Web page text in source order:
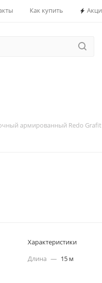
Как купить
армированный Redo Grafit
Характеристики
Длина — 15 м